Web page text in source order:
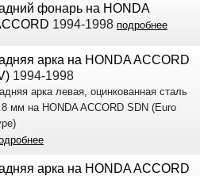
фонарь на HONDA
1994-1998 подробнее
арка на HONDA ACCORD
1994-1998
арка левая, оцинкованная сталь
мм на HONDA ACCORD SDN (Euro
арка на HONDA ACCORD